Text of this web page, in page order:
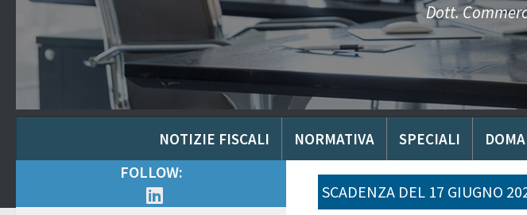
Dott.
NOTIZIE FISCALI NORMATIVA SPECIALI
SCADENZA DEL 17 GIUGNO
FOLLOW: